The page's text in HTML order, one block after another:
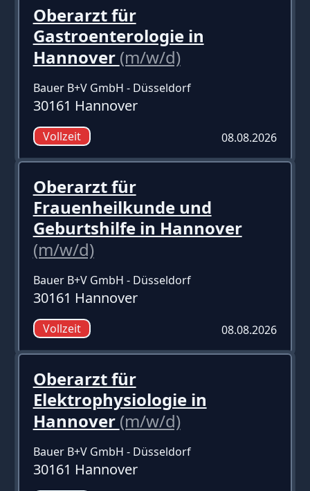
Oberarzt für
Gastroenterologie in
Hannover (m/w/d)
Bauer B+V GmbH - Düsseldorf
30161 Hannover
Vollzeit 08.08.2026
Oberarzt für
Frauenheilkunde und
Geburtshilfe in Hannover
(m/w/d)
Bauer B+V GmbH - Düsseldorf
30161 Hannover
Vollzeit 08.08.2026
Oberarzt für
Elektrophysiologie in
Hannover (m/w/d)
Bauer B+V GmbH - Düsseldorf
30161 Hannover